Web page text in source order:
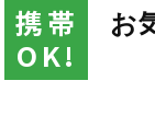
携帯
OK!
お